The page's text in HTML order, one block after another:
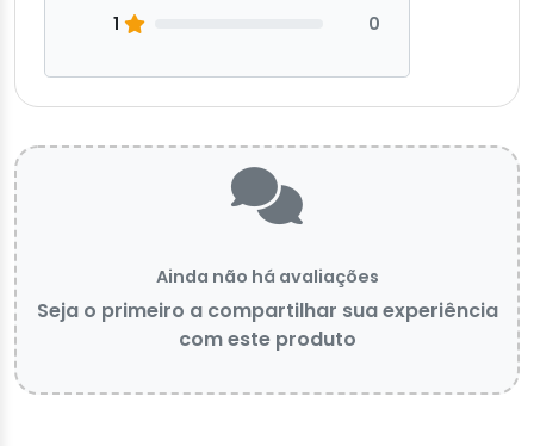
1
0
Ainda não há avaliações
Seja o primeiro a compartilhar sua experiência
com este produto